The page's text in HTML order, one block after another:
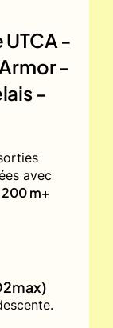
UTCA -
-
-
avec
200 m+